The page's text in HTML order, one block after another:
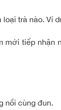
trà nào. Ví
mới tiếp nhận
nồi cùng đun.